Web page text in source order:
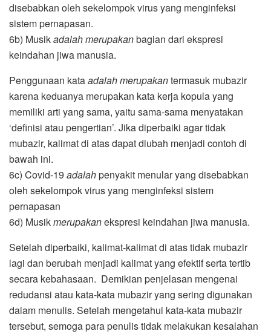
disebabkan oleh sekelompok virus yang menginfeksi
sistem pernapasan.
6b) Musikadalah merupakanbagian dari ekspresi
keindahan jiwa manusia.
Penggunaan kataadalah merupakantermasuk mubazir
karena keduanya merupakan kata kerja kopula yang
memiliki arti yang sama, yaitu sama-sama menyatakan
‘definisi atau pengertian’. Jika diperbaiki agar tidak
mubazir, kalimat di atas dapat diubah menjadi contoh di
bawah ini.
6c) Covid-19 adalahpenyakit menular yang disebabkan
oleh sekelompok virus yang menginfeksi sistem
pernapasan
6d) Musikmerupakanekspresi keindahan jiwa manusia.
Setelah diperbaiki, kalimat-kalimat di atas tidak mubazir
lagi dan berubah menjadi kalimat yang efektif serta tertib
secara kebahasaan. Demikian penjelasan mengenai
redudansi atau kata-kata mubazir yang sering digunakan
dalam menulis. Setelah mengetahui kata-kata mubazir
tersebut, semoga para penulis tidak melakukan kesalahan